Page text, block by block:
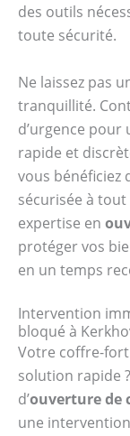
des outils
toute sécurité.
Ne laissez pas
tranquillité.
d’urgence pour
rapide et
vous bénéficiez
sécurisée à
expertise en
protéger vos
en un temps
Intervention
bloqué à
Votre coffre-fort
solution rapide
d’ouverture de
une